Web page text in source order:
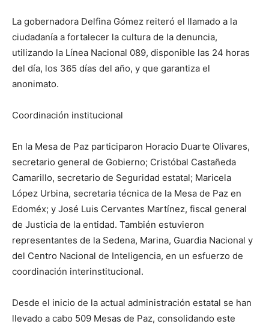
La gobernadora Delfina Gómez reiteró el llamado a la
ciudadanía a fortalecer la cultura de la denuncia,
utilizando la Línea Nacional 089, disponible las 24 horas
del día, los 365 días del año, y que garantiza el
anonimato.
Coordinación institucional
En la Mesa de Paz participaron Horacio Duarte Olivares,
secretario general de Gobierno; Cristóbal Castañeda
Camarillo, secretario de Seguridad estatal; Maricela
López Urbina, secretaria técnica de la Mesa de Paz en
Edoméx; y José Luis Cervantes Martínez, fiscal general
de Justicia de la entidad. También estuvieron
representantes de la Sedena, Marina, Guardia Nacional y
del Centro Nacional de Inteligencia, en un esfuerzo de
coordinación interinstitucional.
Desde el inicio de la actual administración estatal se han
llevado a cabo 509 Mesas de Paz, consolidando este